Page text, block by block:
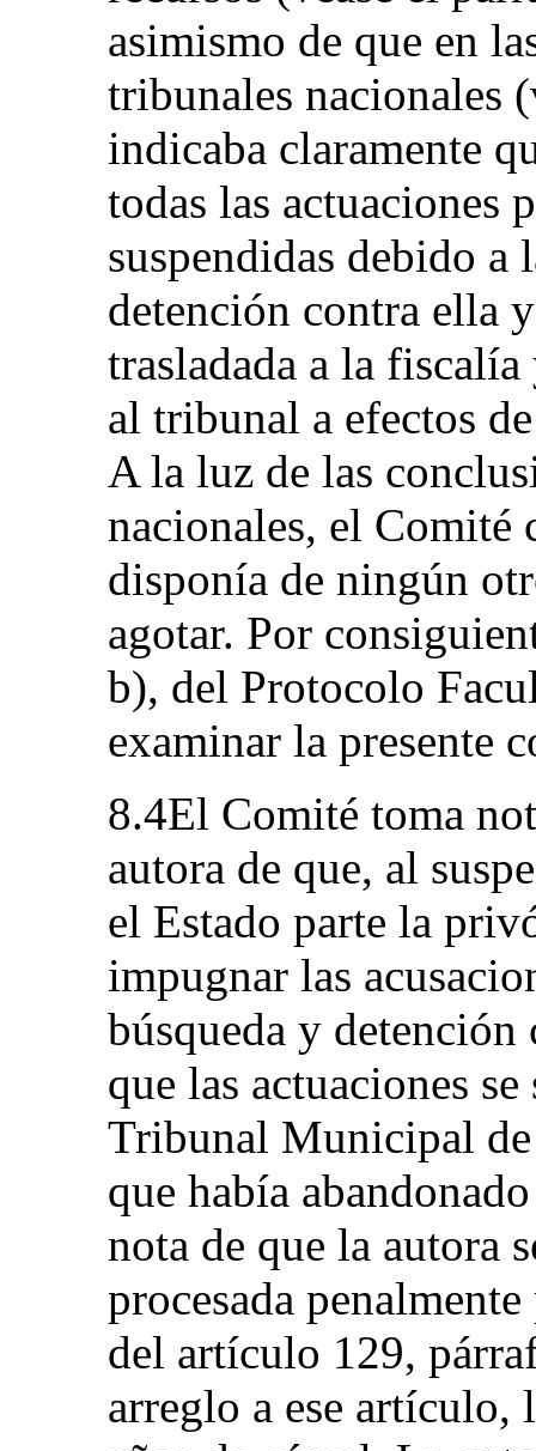
asimismo de que en
tribunales nacionales
indicaba claramente
todas las actuaciones
suspendidas debido a
detención contra ella
trasladada a la
al tribunal a efectos
A la luz de las
nacionales, el Comité
disponía de ningún
agotar. Por
b), del Protocolo
examinar la presente
8.4El Comité toma
autora de que, al
el Estado parte la
impugnar las
búsqueda y detención
que las actuaciones
Tribunal Municipal
que había
nota de que la autora
procesada
del artículo 129,
arreglo a ese artículo,